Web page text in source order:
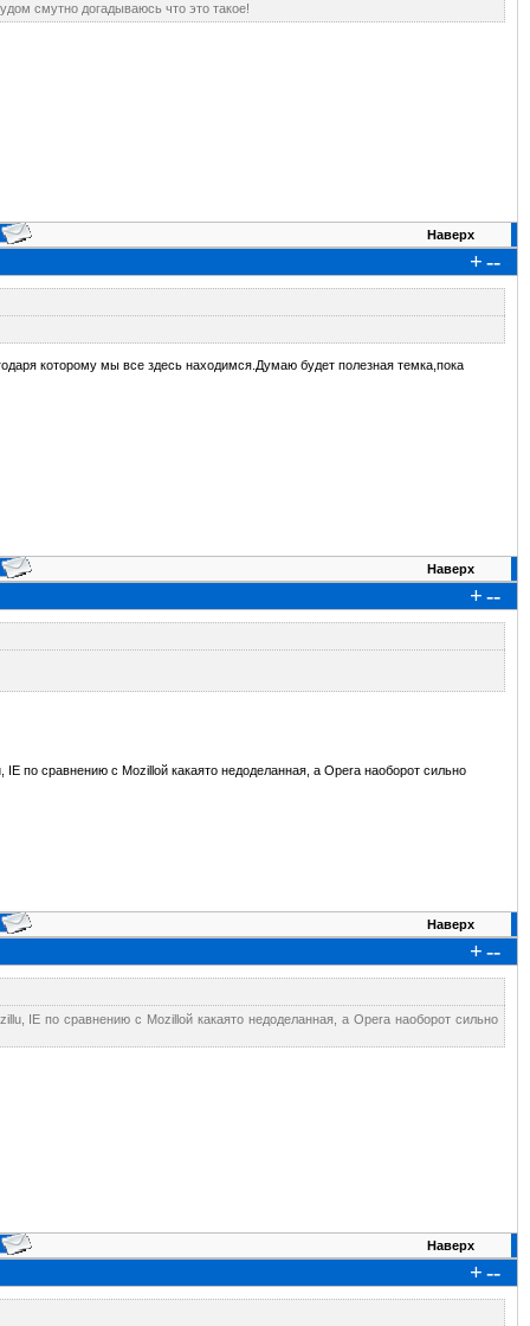
смутно догадываюсь что это такое!
Наверх
+--
которому мы все здесь находимся.Думаю будет полезная темка,пока
Наверх
+--
по сравнению с Mozillой какаято недоделанная, а Оpera наоборот сильно
Наверх
+--
IE по сравнению с Mozillой какаято недоделанная, а Оpera наоборот сильно
Наверх
+--